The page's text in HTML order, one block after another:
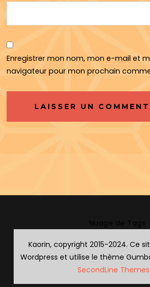
Enregistrer mon nom, mon e-mail et
navigateur pour mon prochain
Kaorin, copyright 2015-2024. Ce
Wordpress et utilise le thème
SecondLine Themes